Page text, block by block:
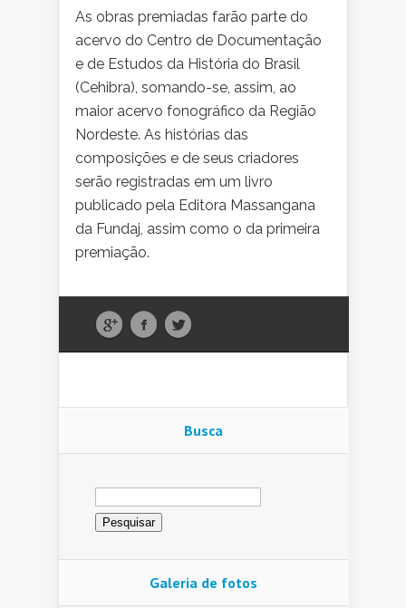
As obras premiadas farão parte do
acervo do Centro de Documentação
e de Estudos da História do Brasil
(Cehibra), somando-se, assim, ao
maior acervo fonográfico da Região
Nordeste. As histórias das
composições e de seus criadores
serão registradas em um livro
publicado pela Editora Massangana
da Fundaj, assim como o da primeira
premiação.
Busca
Pesquisar
por:
Galeria de fotos